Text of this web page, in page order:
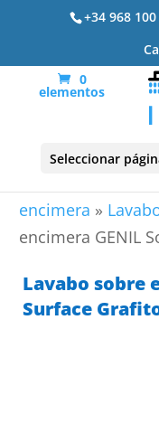
+34 968
0
elementos
Seleccionar
encimera »
encimera GENIL
Lavabo sobre
Surface